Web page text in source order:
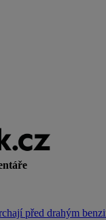
před drahým